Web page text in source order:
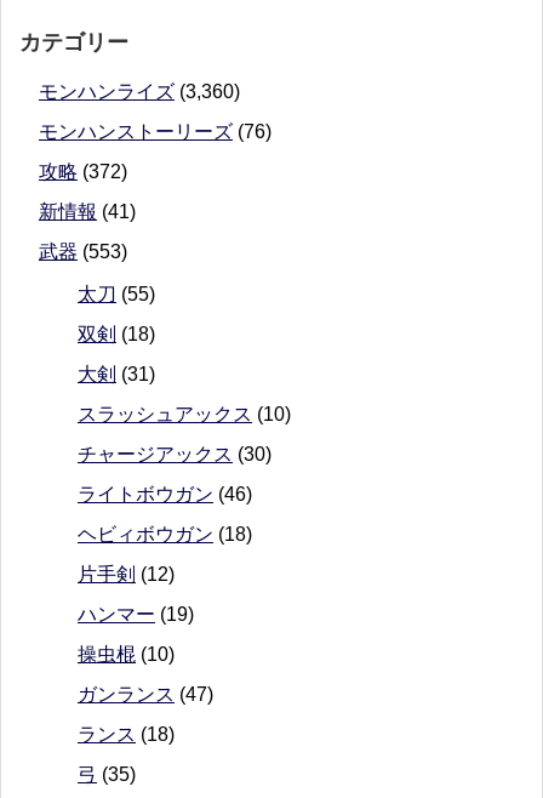
カテゴリー
モンハンライズ (3,360)
モンハンストーリーズ (76)
攻略 (372)
新情報 (41)
武器 (553)
太刀 (55)
双剣 (18)
大剣 (31)
スラッシュアックス (10)
チャージアックス (30)
ライトボウガン (46)
ヘビィボウガン (18)
片手剣 (12)
ハンマー (19)
操虫棍 (10)
ガンランス (47)
ランス (18)
弓 (35)